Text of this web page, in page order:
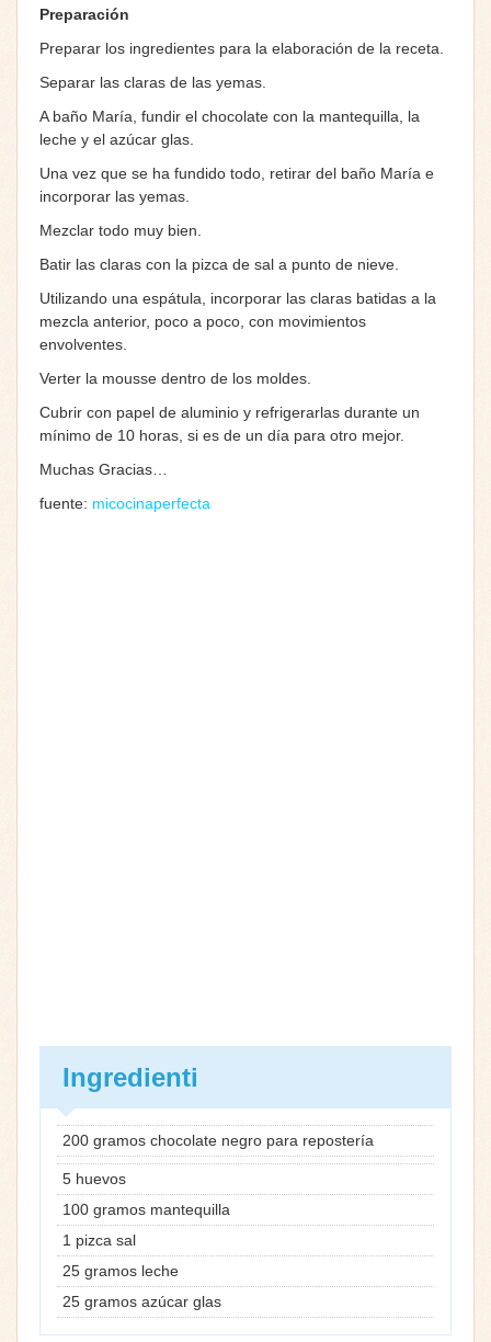
Preparación
Preparar los ingredientes para la elaboración de la receta.
Separar las claras de las yemas.
A baño María, fundir el chocolate con la mantequilla, la
leche y el azúcar glas.
Una vez que se ha fundido todo, retirar del baño María e
incorporar las yemas.
Mezclar todo muy bien.
Batir las claras con la pizca de sal a punto de nieve.
Utilizando una espátula, incorporar las claras batidas a la
mezcla anterior, poco a poco, con movimientos
envolventes.
Verter la mousse dentro de los moldes.
Cubrir con papel de aluminio y refrigerarlas durante un
mínimo de 10 horas, si es de un día para otro mejor.
Muchas Gracias…
fuente: micocinaperfecta
Ingredienti
200 gramos chocolate negro para repostería
5 huevos
100 gramos mantequilla
1 pizca sal
25 gramos leche
25 gramos azúcar glas